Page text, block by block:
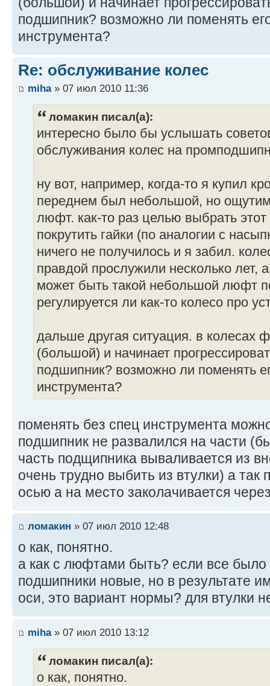
подшипник? возможно ли поменять
инструмента?
Re: обслуживание колес
miha» 07 июл 2010 11:36
ломакин писал(а):
интересно было бы услышать
обслуживания колес на
ну вот, например, когда-то я купил
переднем был небольшой, но
люфт. как-то раз целью выбрать
покрутить гайки (по аналогии с
ничего не получилось и я забил.
правдой прослужили несколько лет,
может быть такой небольшой люфт
регулируется ли как-то колесо про
дальше другая ситуация. в колесах
(большой) и начинает
подшипник? возможно ли поменять
инструмента?
поменять без спец инструмента
подшипник не развалился на части
часть подщипника вываливается из
очень трудно выбить из втулки) а
осью а на место заколачивается
ломакин » 07 июл 2010 12:48
о как, понятно.
а как с люфтами быть? если все было
подшипники новые, но в результате
оси, это вариант нормы? для втулки
miha» 07 июл 2010 13:12
ломакин писал(а):
о как, понятно.